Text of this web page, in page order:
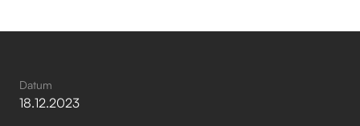
Datum
18.12.2023